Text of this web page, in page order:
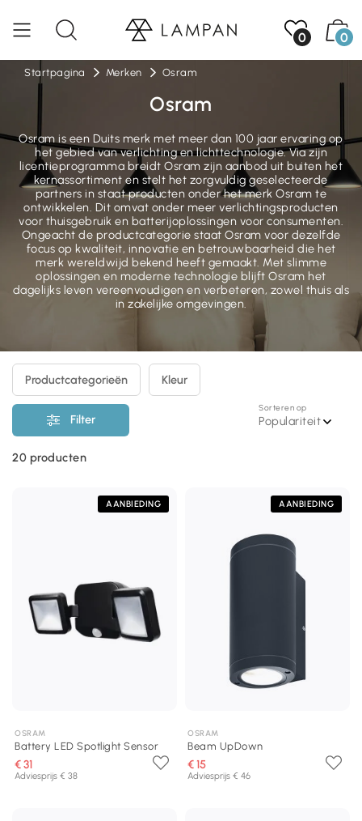
0 0
Startpagina Merken Osram
Osram
Osram is een Duits merk met meer dan 100 jaar ervaring op
het gebied van verlichting en lichttechnologie. Via zijn
licentieprogramma breidt Osram zijn aanbod uit buiten het
kernassortiment en stelt het zorgvuldig geselecteerde
partners in staat producten onder het merk Osram te
ontwikkelen. Dit omvat onder meer verlichtingsproducten
voor thuisgebruik en batterijoplossingen voor consumenten.
Ongeacht de productcategorie staat Osram voor dezelfde
focus op kwaliteit, innovatie en betrouwbaarheid die het
merk wereldwijd bekend heeft gemaakt. Met slimme
oplossingen en moderne technologie blijft Osram het
dagelijks leven vereenvoudigen en verbeteren, zowel thuis als
in zakelijke omgevingen.
Filter
Productcategorieën Kleur
Sorteren op
Populariteit
20 producten
AANBIEDING
OSRAM
Battery LED Spotlight Sensor
€ 31
Adviesprijs € 38
AANBIEDING
OSRAM
Beam UpDown
€ 15
Adviesprijs € 46